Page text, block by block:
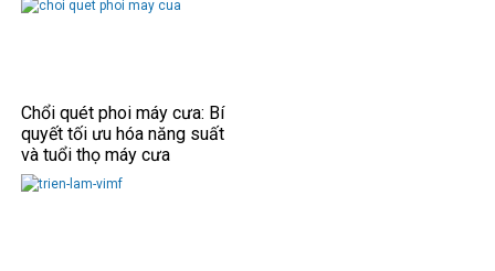
Chổi quét phoi máy cưa: Bí
quyết tối ưu hóa năng suất
và tuổi thọ máy cưa